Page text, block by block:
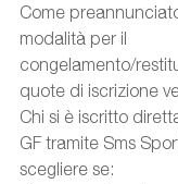
Come
modalità per il
congelamento/
quote di iscrizione
Chi si è iscritto
GF tramite Sms
scegliere se: